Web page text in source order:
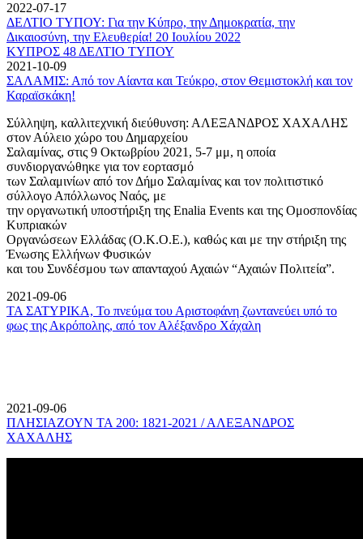
2022-07-17
ΔΕΛΤΙΟ ΤΥΠΟΥ: Για την Κύπρο, την Δημοκρατία, την
Δικαιοσύνη, την Ελευθερία! 20 Ιουλίου 2022
ΚΥΠΡΟΣ 48 ΔΕΛΤΙΟ ΤΥΠΟΥ
2021-10-09
ΣΑΛΑΜΙΣ: Από τον Αίαντα και Τεύκρο, στον Θεμιστοκλή και τον
Καραϊσκάκη!
Σύλληψη, καλλιτεχνική διεύθυνση: ΑΛΕΞΑΝΔΡΟΣ ΧΑΧΑΛΗΣ
στον Αύλειο χώρο του Δημαρχείου
Σαλαμίνας, στις 9 Οκτωβρίου 2021, 5-7 μμ, η οποία
συνδιοργανώθηκε για τον εορτασμό
των Σαλαμινίων από τον Δήμο Σαλαμίνας και τον πολιτιστικό
σύλλογο Απόλλωνος Ναός, με
την οργανωτική υποστήριξη της Enalia Events και της Ομοσπονδίας
Κυπριακών
Οργανώσεων Ελλάδας (Ο.Κ.Ο.Ε.), καθώς και με την στήριξη της
Ένωσης Ελλήνων Φυσικών
και του Συνδέσμου των απανταχού Αχαιών “Αχαιών Πολιτεία”.
2021-09-06
ΤΑ ΣΑΤΥΡΙΚΑ, Το πνεύμα του Αριστοφάνη ζωντανεύει υπό το
φως της Ακρόπολης, από τον Αλέξανδρο Χάχαλη
2021-09-06
ΠΛΗΣΙΑΖΟΥΝ ΤΑ 200: 1821-2021 / ΑΛΕΞΑΝΔΡΟΣ
ΧΑΧΑΛΗΣ